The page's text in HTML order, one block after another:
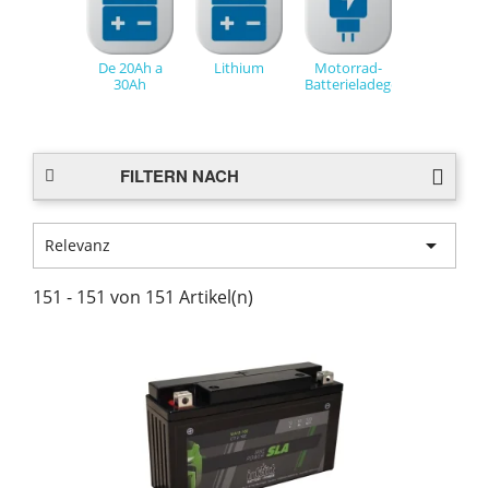
De 20Ah a
30Ah
Lithium
Motorrad-
Batterieladegerät
FILTERN NACH
Relevanz 
151 - 151 von 151 Artikel(n)